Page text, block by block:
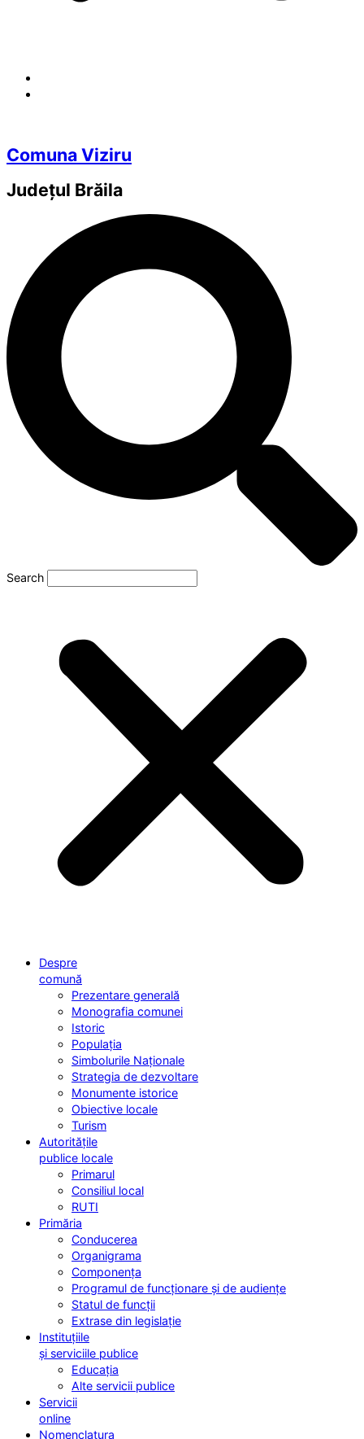
Comuna Viziru
Județul Brăila
Search
Despre
comună
Prezentare generală
Monografia comunei
Istoric
Populația
Simbolurile Naționale
Strategia de dezvoltare
Monumente istorice
Obiective locale
Turism
Autoritățile
publice locale
Primarul
Consiliul local
RUTI
Primăria
Conducerea
Organigrama
Componența
Programul de funcționare și de audiențe
Statul de funcții
Extrase din legislație
Instituțiile
și serviciile publice
Educația
Alte servicii publice
Servicii
online
Nomenclatura